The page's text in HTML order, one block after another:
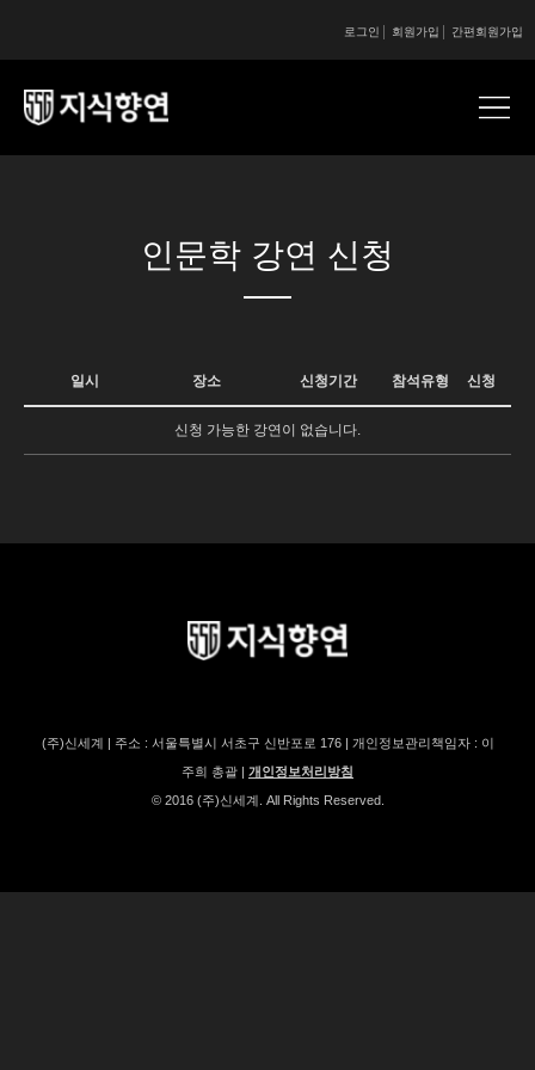
간편회원가입
회원가입
로그인
인문학 강연 신청
일시 장소 신청기간 참석유형 신청
신청 가능한 강연이 없습니다.
(주)신세계 | 주소 : 서울특별시 서초구 신반포로 176 | 개인정보관리책임자 : 이
주희 총괄 | 개인정보처리방침